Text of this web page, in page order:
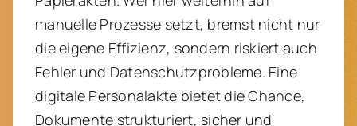
manuelle Prozesse setzt, bremst nicht nur
die eigene Effizienz, sondern riskiert auch
Fehler und Datenschutzprobleme. Eine
digitale Personalakte bietet die Chance,
Dokumente strukturiert, sicher und